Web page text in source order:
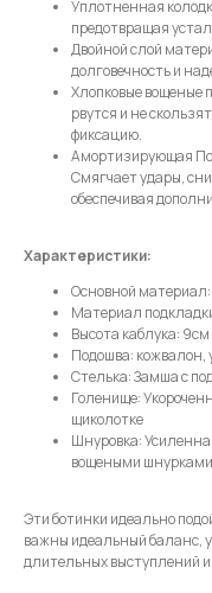
Уплотненная
предотвращая
Двойной слой
долговечность и
Хлопковые вощеные
рвутся и не
фиксацию.
Амортизирующая
Смягчает удары,
обеспечивая
Характеристики:
Основной
Материал
Высота каблука:
Подошва: кожвалон,
Стелька: Замша с
Голенище:
щиколотке
Шнуровка:
вощеными шнурками
Эти ботинки идеально
важны идеальный баланс,
длительных выступлений и